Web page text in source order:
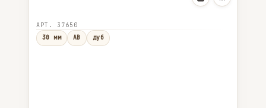
АРТ. 37650
30 мм
АВ дуб